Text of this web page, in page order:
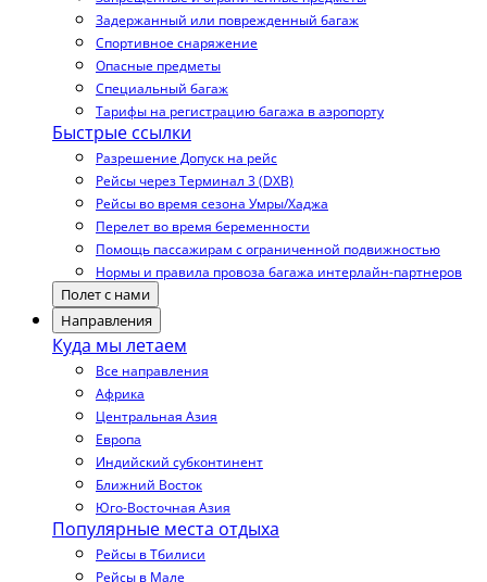
Задержанный или поврежденный багаж
Спортивное снаряжение
Опасные предметы
Специальный багаж
Тарифы на регистрацию багажа в аэропорту
Быстрые ссылки
Разрешение Допуск на рейс
Рейсы через Терминал 3 (DXB)
Рейсы во время сезона Умры/Хаджа
Перелет во время беременности
Помощь пассажирам с ограниченной подвижностью
Нормы и правила провоза багажа интерлайн-партнеров
Полет с нами
Направления
Куда мы летаем
Все направления
Африка
Центральная Азия
Европа
Индийский субконтинент
Ближний Восток
Юго-Восточная Азия
Популярные места отдыха
Рейсы в Тбилиси
Рейсы в Мале